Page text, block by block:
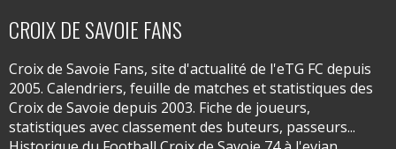
CROIX DE SAVOIE FANS
Croix de Savoie Fans, site d'actualité de l'eTG FC depuis
2005. Calendriers, feuille de matches et statistiques des
Croix de Savoie depuis 2003. Fiche de joueurs,
statistiques avec classement des buteurs, passeurs...